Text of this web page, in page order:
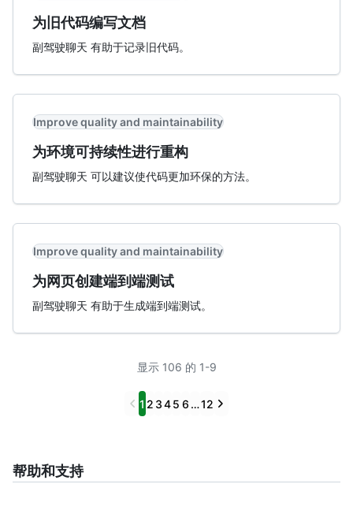
为旧代码编写文档
副驾驶聊天 有助于记录旧代码。
Improve quality and maintainability
为环境可持续性进行重构
副驾驶聊天 可以建议使代码更加环保的方法。
Improve quality and maintainability
为网页创建端到端测试
副驾驶聊天 有助于生成端到端测试。
显示 106 的 1-9
Previous
1 2 345 6 …12 Next
帮助和支持